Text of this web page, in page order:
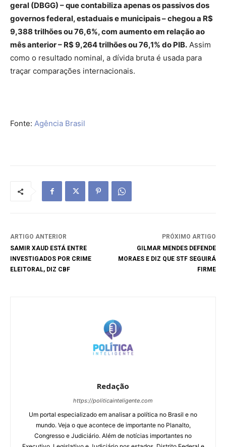
geral (DBGG) – que contabiliza apenas os passivos dos
governos federal, estaduais e municipais – chegou a R$
9,388 trilhões ou 76,6%, com aumento em relação ao
mês anterior – R$ 9,264 trilhões ou 76,1% do PIB. Assim
como o resultado nominal, a dívida bruta é usada para
traçar comparações internacionais.
Fonte: Agência Brasil
ARTIGO ANTERIOR
SAMIR XAUD ESTÁ ENTRE
INVESTIGADOS POR CRIME
ELEITORAL, DIZ CBF
PRÓXIMO ARTIGO
GILMAR MENDES DEFENDE
MORAES E DIZ QUE STF SEGUIRÁ
FIRME
Redação
https://politicainteligente.com
Um portal especializado em analisar a política no Brasil e no
mundo. Veja o que acontece de importante no Planalto,
Congresso e Judiciário. Além de notícias importantes no